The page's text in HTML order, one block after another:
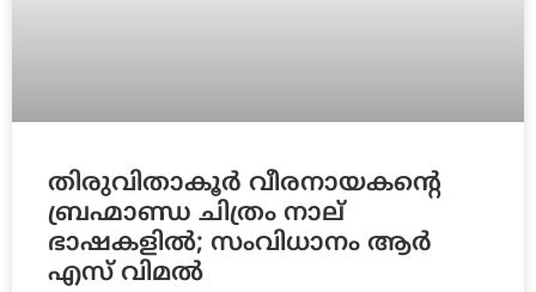
തിരുവിതാകൂർ വീരനായകന്‍റെ
ബ്രഹ്മാണ്ഡ ചിത്രം നാല്
ഭാഷകളിൽ; സംവിധാനം ആർ
എസ് വിമൽ